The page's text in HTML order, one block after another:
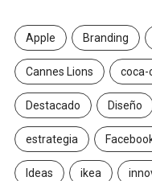
Apple Branding
Cannes Lions coca-
Destacado Diseño
estrategia
Ideas ikea